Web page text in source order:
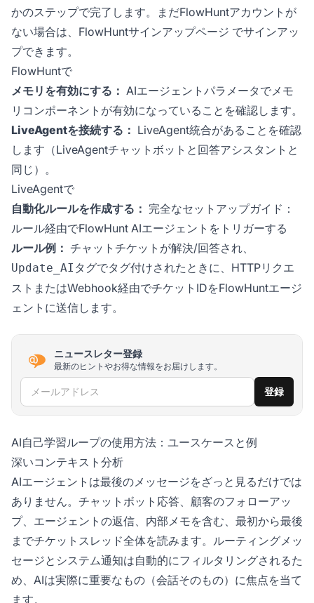
かのステップで完了します。まだFlowHuntアカウントが
ない場合は、 FlowHuntサインアップページ でサインアッ
プできます。
FlowHuntで
メモリを有効にする： AIエージェントパラメータでメモ
リコンポーネントが有効になっていることを確認します。
LiveAgentを接続する： LiveAgent統合があることを確認
します（LiveAgentチャットボットと回答アシスタントと
同じ）。
LiveAgentで
自動化ルールを作成する： 完全なセットアップガイド：
ルール経由でFlowHunt AIエージェントをトリガーする
ルール例： チャットチケットが解決/回答され、
Update_AI タグでタグ付けされたときに、HTTPリクエ
ストまたはWebhook経由でチケットIDをFlowHuntエージ
ェントに送信します。
ニュースレター登録
最新のヒントやお得な情報をお届けします。
メールアドレス 登録
AI自己学習ループの使用方法：ユースケースと例
深いコンテキスト分析
AIエージェントは最後のメッセージをざっと見るだけでは
ありません。チャットボット応答、顧客のフォローアッ
プ、エージェントの返信、内部メモを含む、最初から最後
までチケットスレッド全体を読みます。ルーティングメッ
セージとシステム通知は自動的にフィルタリングされるた
め、AIは実際に重要なもの（会話そのもの）に焦点を当て
ます。